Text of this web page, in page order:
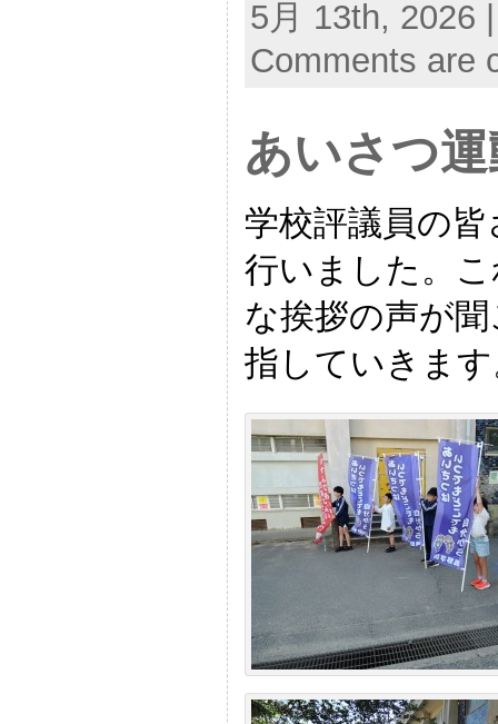
5月 13th, 2026
Comments are
あいさつ
学校評議員の
行いました。
な挨拶の声が
指していきま